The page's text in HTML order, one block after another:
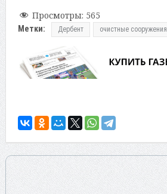
Просмотры: 565
Метки: Дербент очистные сооружения